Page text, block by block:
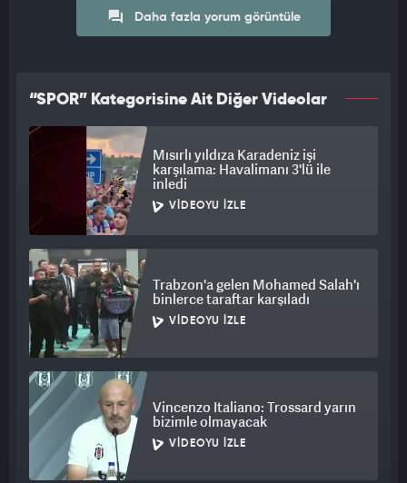
Daha fazla yorum görüntüle
“SPOR” Kategorisine Ait Diğer Videolar
Mısırlı yıldıza Karadeniz işi
karşılama: Havalimanı 3'lü ile
inledi
VIDEOYU İZLE
Trabzon'a gelen Mohamed Salah'ı
binlerce taraftar karşıladı
VIDEOYU İZLE
Vincenzo Italiano: Trossard yarın
bizimle olmayacak
VIDEOYU İZLE